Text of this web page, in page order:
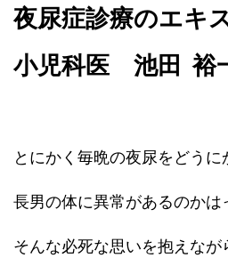
夜尿症診療のエキ
小児科医 池田 裕
とにかく毎晩の夜尿をどうに
長男の体に異常があるのかは
そんな必死な思いを抱えな